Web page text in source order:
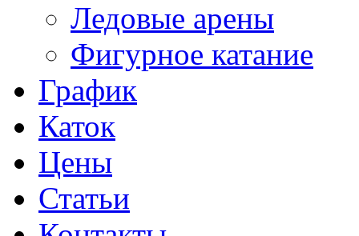
Ледовые арены
Фигурное катание
График
Каток
Цены
Статьи